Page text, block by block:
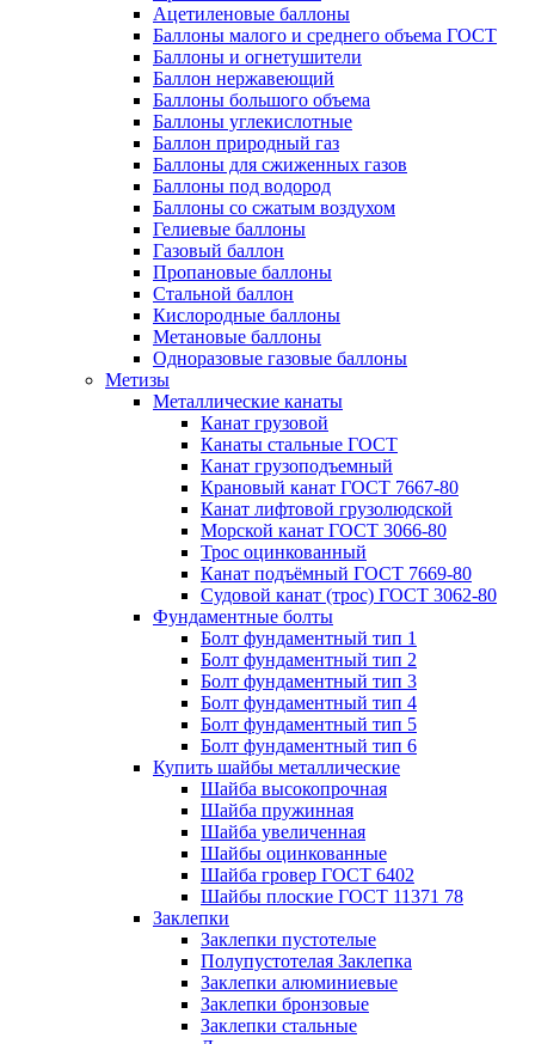
Ацетиленовые баллоны
Баллоны малого и среднего объема ГОСТ
Баллоны и огнетушители
Баллон нержавеющий
Баллоны большого объема
Баллоны углекислотные
Баллон природный газ
Баллоны для сжиженных газов
Баллоны под водород
Баллоны со сжатым воздухом
Гелиевые баллоны
Газовый баллон
Пропановые баллоны
Стальной баллон
Кислородные баллоны
Метановые баллоны
Одноразовые газовые баллоны
Метизы
Металлические канаты
Канат грузовой
Канаты стальные ГОСТ
Канат грузоподъемный
Крановый канат ГОСТ 7667-80
Канат лифтовой грузолюдской
Морской канат ГОСТ 3066-80
Трос оцинкованный
Канат подъёмный ГОСТ 7669-80
Судовой канат (трос) ГОСТ 3062-80
Фундаментные болты
Болт фундаментный тип 1
Болт фундаментный тип 2
Болт фундаментный тип 3
Болт фундаментный тип 4
Болт фундаментный тип 5
Болт фундаментный тип 6
Купить шайбы металлические
Шайба высокопрочная
Шайба пружинная
Шайба увеличенная
Шайбы оцинкованные
Шайба гровер ГОСТ 6402
Шайбы плоские ГОСТ 11371 78
Заклепки
Заклепки пустотелые
Полупустотелая Заклепка
Заклепки алюминиевые
Заклепки бронзовые
Заклепки стальные